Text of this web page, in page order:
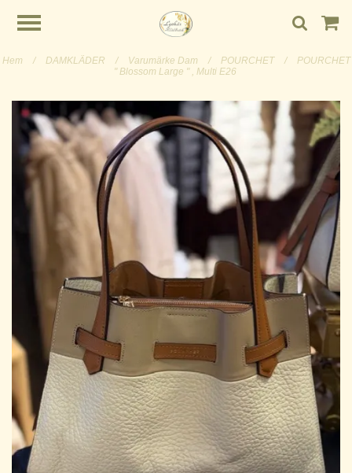
Hem / DAMKLÄDER / Varumärke Dam / POURCHET /
POURCHET
" Blossom Large " , Multi E26